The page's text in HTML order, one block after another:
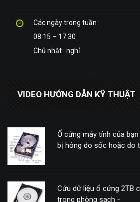
Các ngày trong tuần :
08:15 – 17:30
Chủ nhật : nghỉ
VIDEO HƯỚNG DẪN KỸ THUẬT
Ổ cứng máy tính của
bị hỏng do sốc hoặc do
Cứu dữ liệu ổ cứng 2TB
trong phòng sạch -